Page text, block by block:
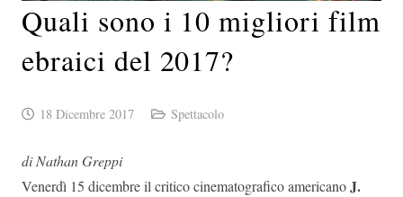
Quali sono i 10 migliori film
ebraici del 2017?
18 Dicembre 2017 Spettacolo
di Nathan Greppi
Venerdì 15 dicembre il critico cinematografico americanoJ.